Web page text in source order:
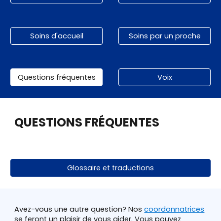
Soins d'accueil Soins par un proche
Questions fréquentes Voix
QUESTIONS FRÉQUENTES
Glossaire et traductions
Avez-vous une autre question? Noscoordonnatrices
se feront un plaisir de vous aider. Vous pouvez